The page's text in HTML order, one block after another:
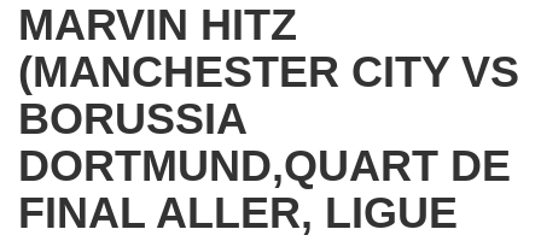
MARVIN HITZ
(MANCHESTER CITY VS
BORUSSIA
DORTMUND,QUART DE
FINAL ALLER, LIGUE